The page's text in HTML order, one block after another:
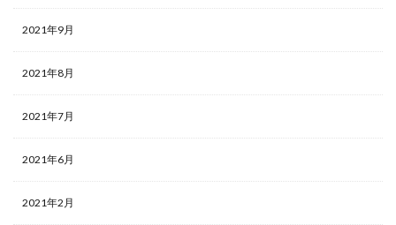
2021年9月
2021年8月
2021年7月
2021年6月
2021年2月